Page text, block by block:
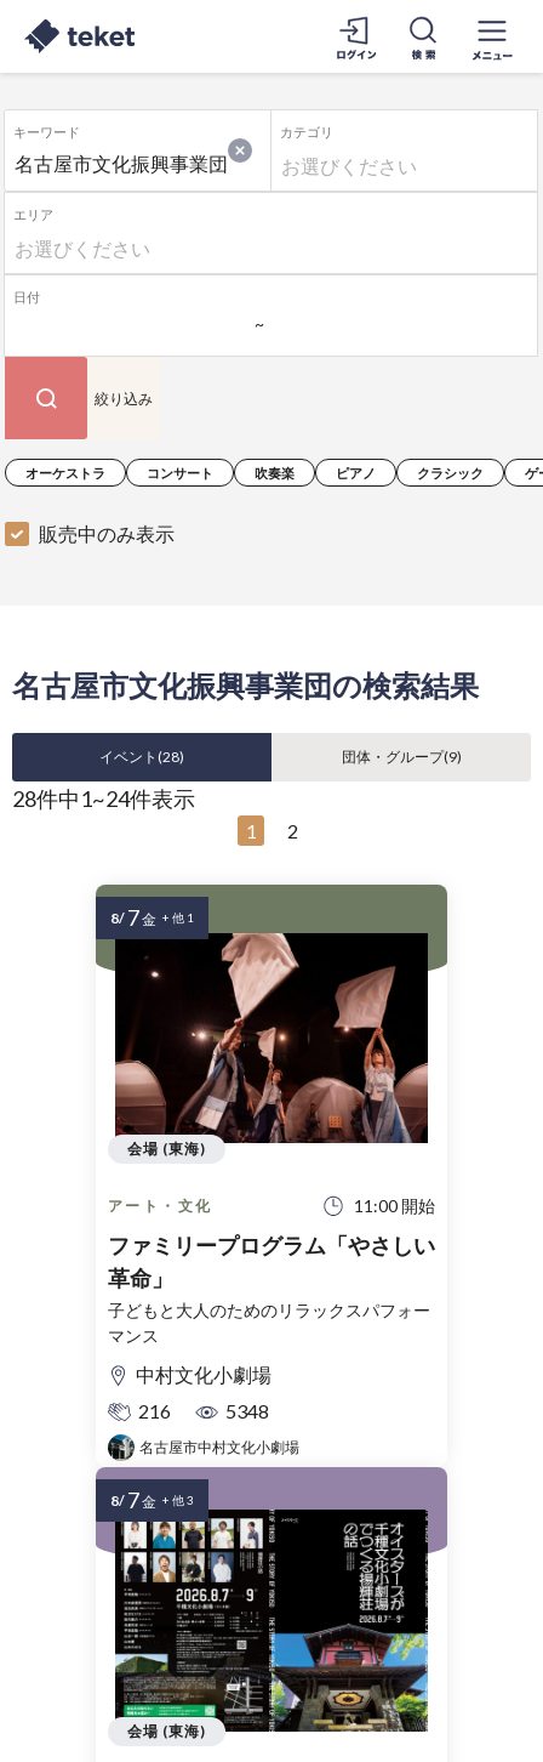
キーワード
オーケストラ コンサート 吹奏楽 ピアノ クラシック ゲ
カテゴリ
エリア
日付
販売中のみ表示
絞り込み
名古屋市文化振興事業団の検索結果
イベント(28) 団体・グループ(9)
28件中1~24件表示
1 2
アート・文化 11:00 開始
ファミリープログラム「やさしい
革命」
子どもと大人のためのリラックスパフォー
マンス
中村文化小劇場
216
5348
名古屋市中村文化小劇場
会場 (東海)
8/ 7金 + 他 1
会場 (東海)
8/ 7金 + 他 3